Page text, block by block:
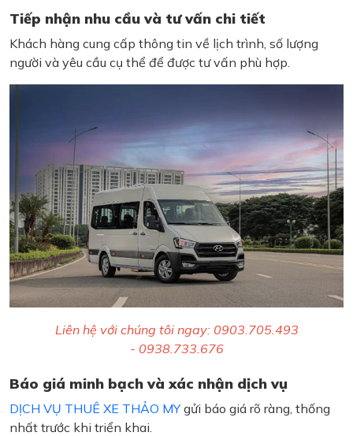
Tiếp nhận nhu cầu và tư vấn chi tiết
Khách hàng cung cấp thông tin về lịch trình, số lượng
người và yêu cầu cụ thể để được tư vấn phù hợp.
Liên hệ với chúng tôi ngay: 0903.705.493
- 0938.733.676
Báo giá minh bạch và xác nhận dịch vụ
DỊCH VỤ THUÊ XE THẢO MYgửi báo giá rõ ràng, thống
nhất trước khi triển khai.